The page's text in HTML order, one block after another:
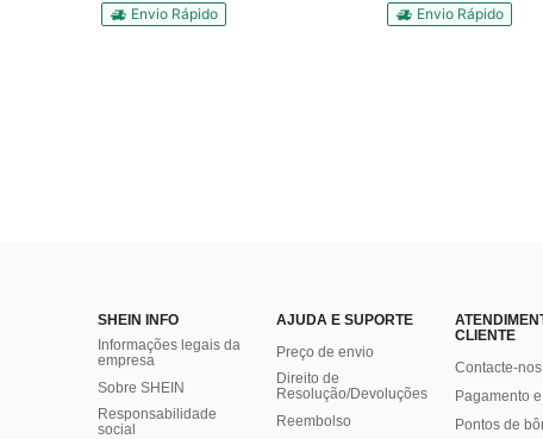
Envio Rápido Envio Rápido
SHEIN INFO
Informações legais da
empresa
Sobre SHEIN
Responsabilidade
social
AJUDA E SUPORTE
Preço de envio
Direito de
Resolução/Devoluções
Reembolso
CLIENTE
Contacte-nos
Pagamento
Pontos de